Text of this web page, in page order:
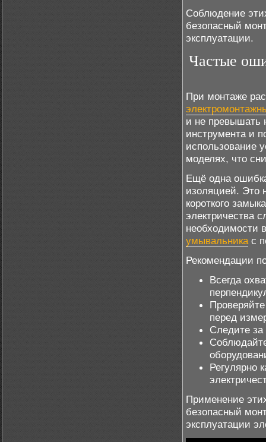
Соблюдение
безопасный
эксплуатации.
Частые
При монтаже
и не превышать
инструмента и
использование
моделях, что
Ещё одна
изоляцией. Это
короткого
электричества
необходимости
умывальникас
Рекомендации
Всегда
перед
Следите за
Регулярно
Применение
безопасный
эксплуатации